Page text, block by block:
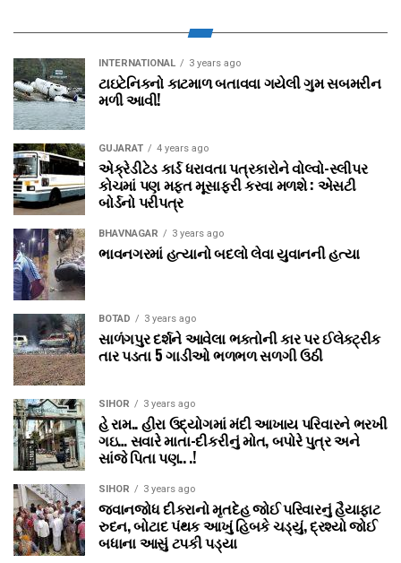
INTERNATIONAL 3 years ago
ટાઇટેનિકનો કાટમાળ બતાવવા ગયેલી ગુમ સબમરીન
મળી આવી!
GUJARAT 4 years ago
એક્રેડીટેડ કાર્ડ ધરાવતા પત્રકારોને વોલ્‍વો-સ્‍લીપર
કોચમાં પણ મફત મૂસાફરી કરવા મળશે : એસટી
બોર્ડનો પરીપત્ર
BHAVNAGAR 3 years ago
ભાવનગરમાં હત્યાનો બદલો લેવા યુવાનની હત્યા
BOTAD 3 years ago
સાળંગપુર દર્શને આવેલા ભક્તોની કાર પર ઈલેક્ટ્રીક
તાર પડતા 5 ગાડીઓ ભળભળ સળગી ઉઠી
SIHOR 3 years ago
હે રામ.. હીરા ઉદ્યોગમાં મંદી આખાય પરિવારને ભરખી
ગઇ… સવારે માતા-દીકરીનું મોત, બપોરે પુત્ર અને
સાંજે પિતા પણ.. .!
SIHOR 3 years ago
જવાનજોધ દીકરાનો મૃતદેહ જોઈ પરિવારનું હૈયાફાટ
રુદન, બોટાદ પંથક આખું હિબકે ચડ્યું, દ્રશ્યો જોઈ
બધાના આસું ટપકી પડ્યા